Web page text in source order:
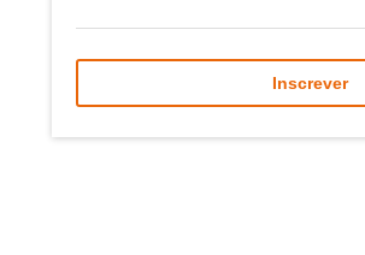
Inscrever